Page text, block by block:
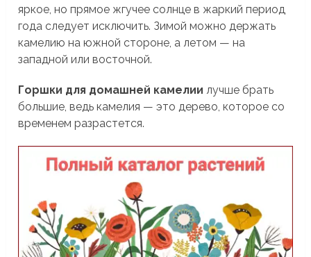
яркое, но прямое жгучее солнце в жаркий период
года следует исключить. Зимой можно держать
камелию на южной стороне, а летом — на
западной или восточной.
Горшки для домашней камелии лучше брать
большие, ведь камелия — это дерево, которое со
временем разрастется.